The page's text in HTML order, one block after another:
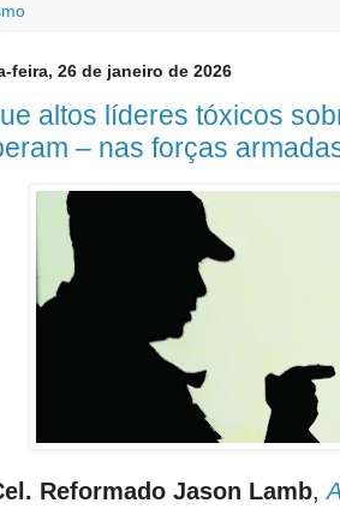
feira, 26 de janeiro de 2026
altos líderes tóxicos
– nas forças
Reformado Jason Lamb,